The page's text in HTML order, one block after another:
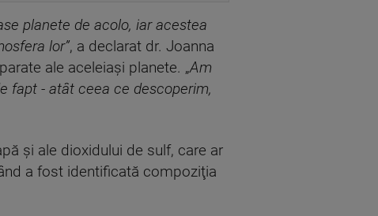
planete de acolo, iar acestea
lor”, a declarat dr. Joanna
ale aceleiaşi planete. „Am
fapt - atât ceea ce descoperim,
şi ale dioxidului de sulf, care ar
a fost identificată compoziţia